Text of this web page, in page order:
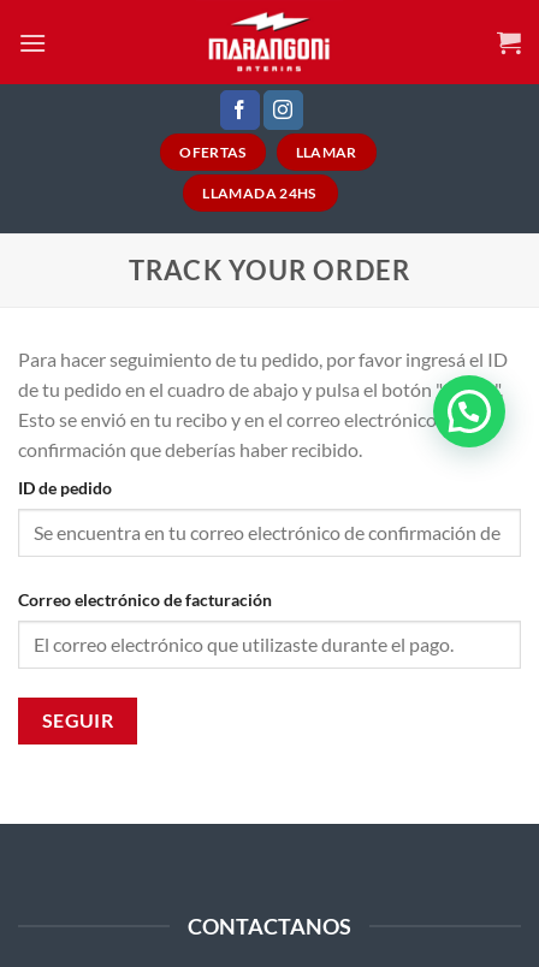
OFERTAS LLAMAR
LLAMADA 24HS
TRACK YOUR ORDER
Para hacer seguimiento de tu pedido, por favor ingresá el ID
de tu pedido en el cuadro de abajo y pulsa el botón "Seguir".
Esto se envió en tu recibo y en el correo electrónico de
confirmación que deberías haber recibido.
ID de pedido
Correo electrónico de facturación
SEGUIR
CONTACTANOS